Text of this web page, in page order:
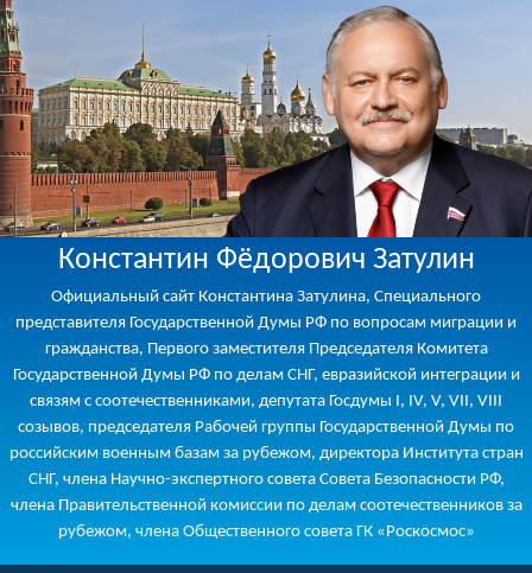
Константин Фёдорович Затулин
Официальный сайт Константина Затулина, Специального
представителя Государственной Думы РФ по вопросам миграции и
гражданства, Первого заместителя Председателя Комитета
Государственной Думы РФ по делам СНГ, евразийской интеграции и
связям с соотечественниками, депутата Госдумы I, IV, V, VII, VIII
созывов, председателя Рабочей группы Государственной Думы по
российским военным базам за рубежом, директора Института стран
СНГ, члена Научно-экспертного совета Совета Безопасности РФ,
члена Правительственной комиссии по делам соотечественников за
рубежом, члена Общественного совета ГК «Роскосмос»